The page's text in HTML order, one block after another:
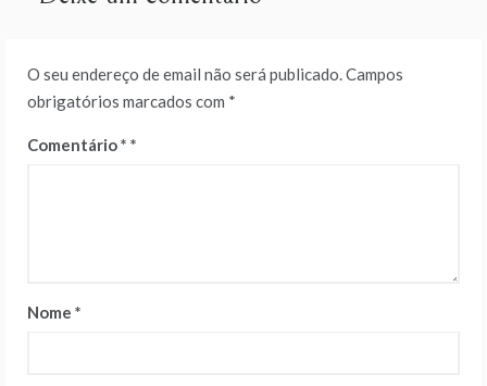
O seu endereço de email não será publicado.Campos
obrigatórios marcados com *
Comentário*
Nome *